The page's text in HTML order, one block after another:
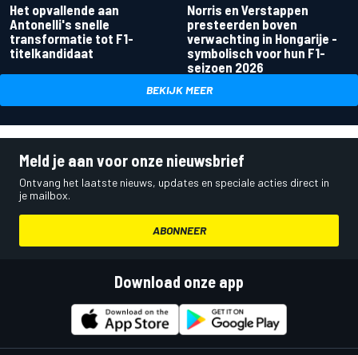
Het opvallende aan
Antonelli's snelle
transformatie tot F1-
titelkandidaat
Norris en Verstappen
presteerden boven
verwachting in Hongarije -
symbolisch voor hun F1-
seizoen 2026
BEKIJK MEER
Meld je aan voor onze nieuwsbrief
Ontvang het laatste nieuws, updates en speciale acties direct in
je mailbox.
ABONNEER
Download onze app